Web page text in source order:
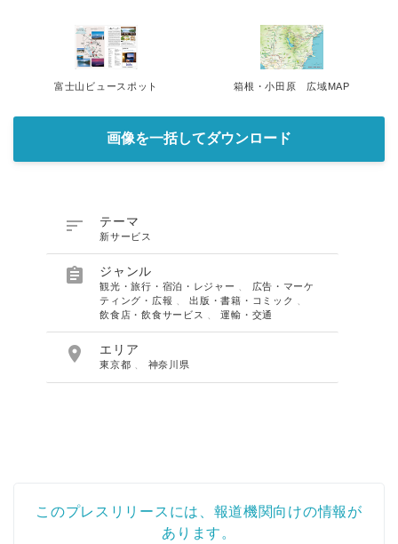
富士山ビュースポット 箱根・小田原 広域MAP
画像を一括してダウンロード
 テーマ
新サービス
 ジャンル
観光・旅行・宿泊・レジャー
広告・マーケ
ティング・広報
、出版・書籍・コミック
飲食店・飲食サービス
、運輸・交通
 エリア
東京都 神奈川県
このプレスリリースには、報道機関向けの情報が
あります。